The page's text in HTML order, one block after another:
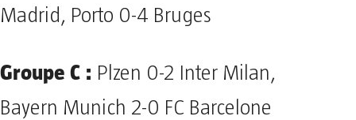
Madrid, Porto 0-4 Bruges
Groupe C : Plzen 0-2 Inter Milan,
Bayern Munich 2-0 FC Barcelone